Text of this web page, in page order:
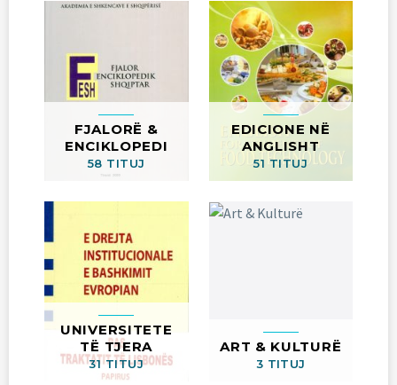
FJALORË &
ENCIKLOPEDI
58 TITUJ
EDICIONE NË
ANGLISHT
51 TITUJ
UNIVERSITETE
TË TJERA
31 TITUJ
ART & KULTURË
3 TITUJ